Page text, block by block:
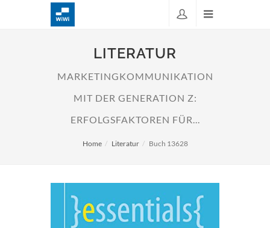
LITERATUR
MARKETINGKOMMUNIKATION
MIT DER GENERATION Z:
ERFOLGSFAKTOREN FÜR...
Home Literatur Buch 13628